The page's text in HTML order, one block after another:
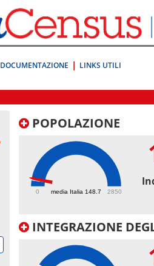
DOCUMENTAZIONE LINKS UTILI
POPOLAZIONE
media Italia 148.7
0 2850
INTEGRAZIONE